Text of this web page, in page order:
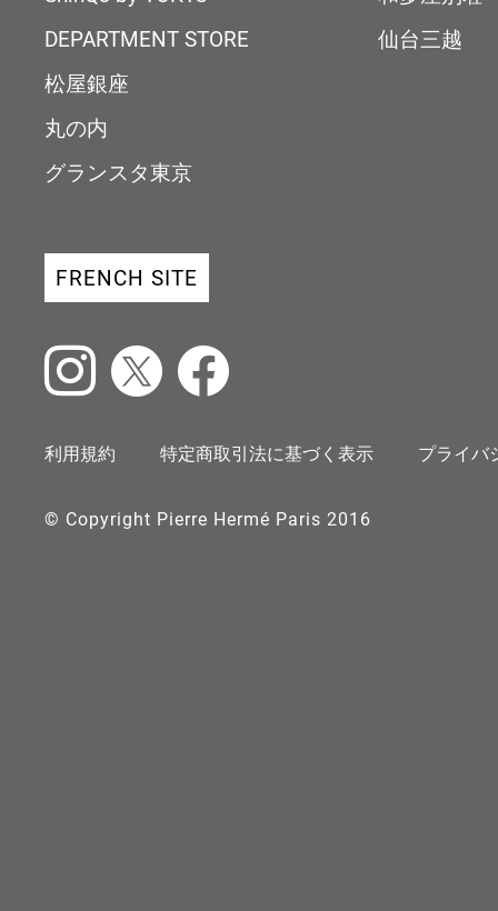
DEPARTMENT STORE
松屋銀座
丸の内
グランスタ東京
仙台三越
FRENCH SITE
利用規約 特定商取引法に基づく表示 プライバ
© Copyright Pierre Hermé Paris 2016